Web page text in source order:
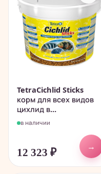
TetraCichlid Sticks
корм для всех видов
цихлид в...
в наличии
12 323 ₽
→